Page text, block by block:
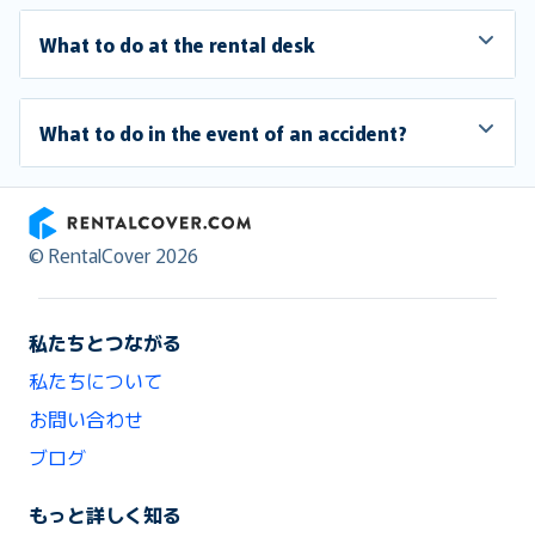
What to do at the rental desk
What to do in the event of an accident?
RentalCover
© RentalCover 2026
私たちとつながる
私たちについて
お問い合わせ
ブログ
もっと詳しく知る